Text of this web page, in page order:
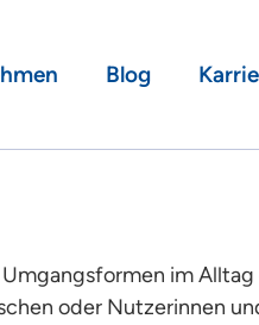
Blog
im Alltag
oder Nutzerinnen